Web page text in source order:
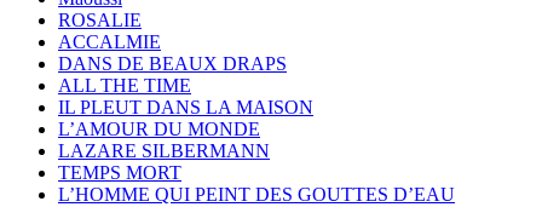
ROSALIE
ACCALMIE
DANS DE BEAUX DRAPS
ALL THE TIME
IL PLEUT DANS LA MAISON
L’AMOUR DU MONDE
LAZARE SILBERMANN
TEMPS MORT
L’HOMME QUI PEINT DES GOUTTES D’EAU